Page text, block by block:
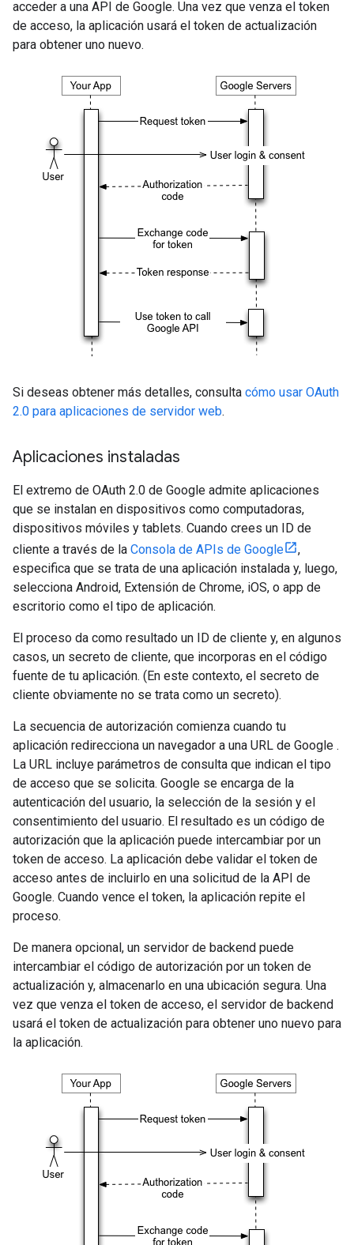
acceder a una API de Google. Una vez que venza el token
de acceso, la aplicación usará el token de actualización
para obtener uno nuevo.
Si deseas obtener más detalles, consulta cómo usar OAuth
2.0 para aplicaciones de servidor web.
Aplicaciones instaladas
El extremo de OAuth 2.0 de Google admite aplicaciones
que se instalan en dispositivos como computadoras,
dispositivos móviles y tablets. Cuando crees un ID de
cliente a través de la Consola de APIs de Google
,
especifica que se trata de una aplicación instalada y, luego,
selecciona Android, Extensión de Chrome, iOS, o app de
escritorio como el tipo de aplicación.
El proceso da como resultado un ID de cliente y, en algunos
casos, un secreto de cliente, que incorporas en el código
fuente de tu aplicación. (En este contexto, el secreto de
cliente obviamente no se trata como un secreto).
La secuencia de autorización comienza cuando tu
aplicación redirecciona un navegador a una URL de Google .
La URL incluye parámetros de consulta que indican el tipo
de acceso que se solicita. Google se encarga de la
autenticación del usuario, la selección de la sesión y el
consentimiento del usuario. El resultado es un código de
autorización que la aplicación puede intercambiar por un
token de acceso. La aplicación debe validar el token de
acceso antes de incluirlo en una solicitud de la API de
Google. Cuando vence el token, la aplicación repite el
proceso.
De manera opcional, un servidor de backend puede
intercambiar el código de autorización por un token de
actualización y, almacenarlo en una ubicación segura. Una
vez que venza el token de acceso, el servidor de backend
usará el token de actualización para obtener uno nuevo para
la aplicación.